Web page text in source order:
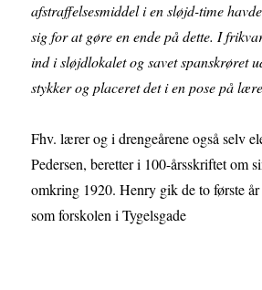
afstraffelsesmiddel i en sløjd-time
sig for at gøre en ende på dette. I
ind i sløjdlokalet og savet spanskrøret
stykker og placeret det i en pose på
Fhv. lærer og i drengeårene også selv
Pedersen, beretter i 100-årsskriftet om
omkring 1920. Henry gik de to første år
som forskolen i Tygelsgade